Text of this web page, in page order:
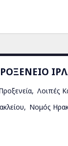
Λοιπές
Νομός